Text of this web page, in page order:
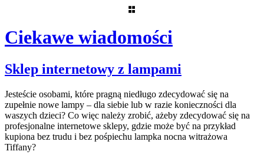
Ciekawe wiadomości
Skip
to
Sklep internetowy z lampami
Jesteście osobami, które pragną niedługo zdecydować się na
zupełnie nowe lampy – dla siebie lub w razie konieczności dla
waszych dzieci? Co więc należy zrobić, ażeby zdecydować się na
profesjonalne internetowe sklepy, gdzie może być na przykład
kupiona bez trudu i bez pośpiechu lampka nocna witrażowa
Tiffany?